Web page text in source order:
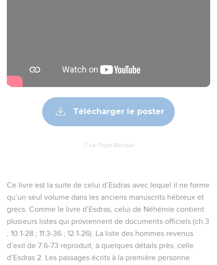
Télécharger le poster
© Le Projet Biblique
Ce livre est la suite de celui d’Esdras avec lequel il ne forme
qu’un seul volume dans les anciens manuscrits hébreux et
grecs. Comme le livre d’Esdras, celui de Néhémie contient
plusieurs listes qui proviennent de documents officiels (ch.3
; 10.1-28 ; 11.3-36 ; 12.1-26). La liste des hommes revenus
d’exil de 7.6-73 reproduit, à quelques détails près, celle
d’Esdras 2. Les passages écrits à la première personne